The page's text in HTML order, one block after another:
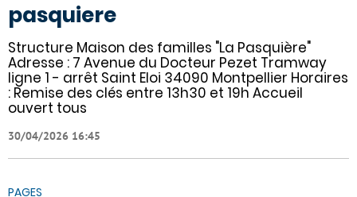
pasquiere
Structure Maison des familles "La Pasquière"
Adresse : 7 Avenue du Docteur Pezet Tramway
ligne 1 - arrêt Saint Eloi 34090 Montpellier Horaires
: Remise des clés entre 13h30 et 19h Accueil
ouvert tous
30/04/2026 16:45
PAGES